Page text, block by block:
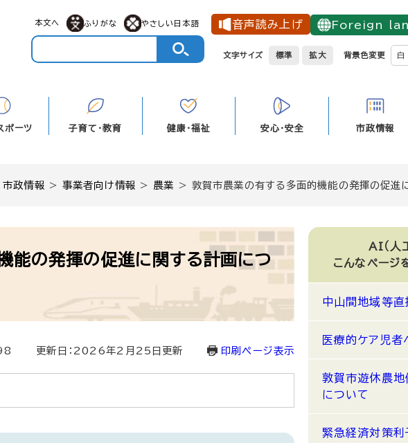
本文へ ふりがな やさしい日本語 音声読み上げ Foreign
文字サイズ 標準 拡大 背景色変更 白
ポーツ 子育て・教育 健康・福祉 安心・安全 市政情報
市政情報 >事業者向け情報 > 農業 > 敦賀市農業の有する多面的機能の発揮の促進
能の発揮の促進に関する計画につ
更新日：2026年2月25日更新 印刷ページ表示
AI（人
こんなページ
中山間地域等直
医療的ケア児者
敦賀市遊休農
について
緊急経済対策利